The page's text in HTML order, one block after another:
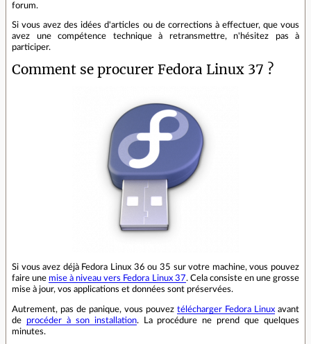
forum.
Si vous avez des idées d'articles ou de corrections à effectuer, que vous
avez une compétence technique à retransmettre, n'hésitez pas à
participer.
Comment se procurer Fedora Linux 37 ?
Si vous avez déjà Fedora Linux 36 ou 35 sur votre machine, vous pouvez
faire une mise à niveau vers Fedora Linux 37. Cela consiste en une grosse
mise à jour, vos applications et données sont préservées.
Autrement, pas de panique, vous pouvez télécharger Fedora Linux avant
de procéder à son installation. La procédure ne prend que quelques
minutes.